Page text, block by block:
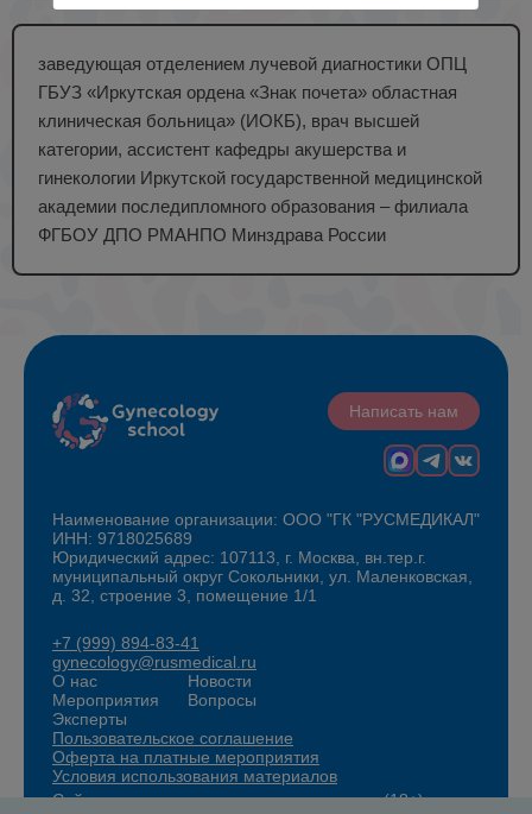
заведующая отделением лучевой диагностики ОПЦ
ГБУЗ «Иркутская ордена «Знак почета» областная
клиническая больница» (ИОКБ), врач высшей
категории, ассистент кафедры акушерства и
гинекологии Иркутской государственной медицинской
академии последипломного образования – филиала
ФГБОУ ДПО РМАНПО Минздрава России
Написать нам
Наименование организации: ООО "ГК "РУСМЕДИКАЛ"
ИНН: 9718025689
Юридический адрес: 107113, г. Москва, вн.тер.г.
муниципальный округ Сокольники, ул. Маленковская,
д. 32, строение 3, помещение 1/1
+7 (999) 894-83-41
gynecology@rusmedical.ru
О нас
Мероприятия
Эксперты
Новости
Вопросы
Пользовательское соглашение
Оферта на платные мероприятия
Условия использования материалов
Сайт для специалистов здравоохранения (18+)